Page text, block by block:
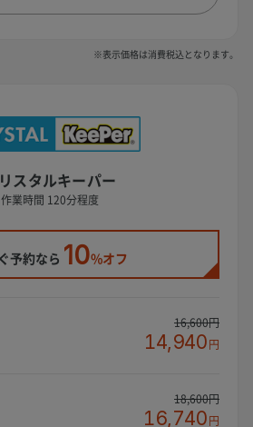
※表示価格は消費税込となります。
スタルキーパー
作業時間 120分程度
予約なら 10%オフ
16,600円
14,940円
18,600円
16,740円